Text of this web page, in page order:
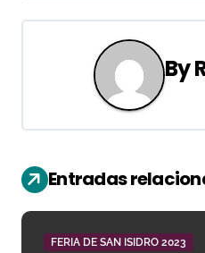
e
c
i
ó
n
By
Entradas
FERIA DE SAN ISIDRO 2023